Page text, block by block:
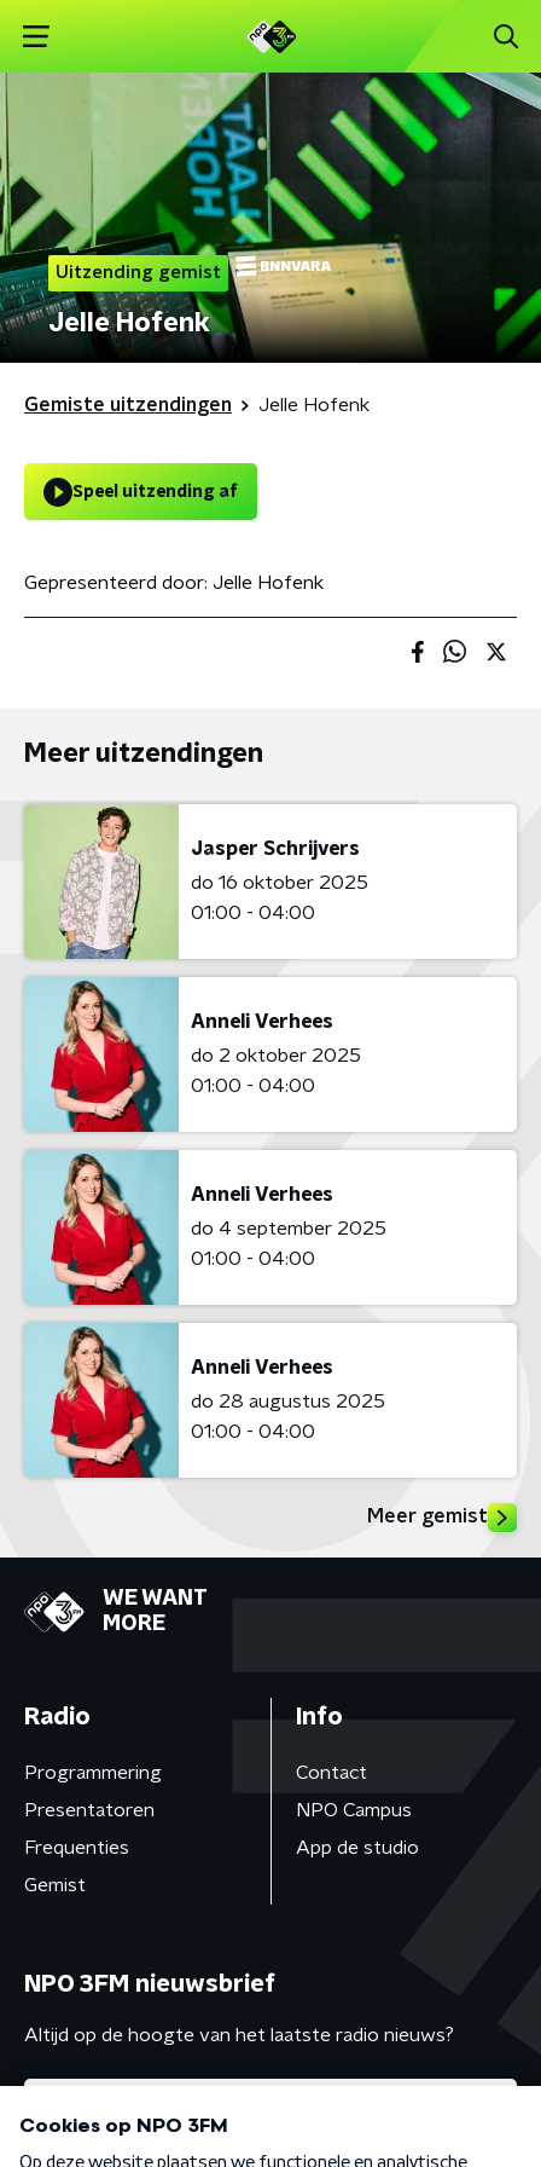
Uitzending gemist
Jelle Hofenk
Gemiste uitzendingen Jelle Hofenk
Speel uitzending af
Gepresenteerd door: Jelle Hofenk
Meer uitzendingen
Jasper Schrijvers
do 16 oktober 2025
01:00 - 04:00
Anneli Verhees
do 2 oktober 2025
01:00 - 04:00
Anneli Verhees
do 4 september 2025
01:00 - 04:00
Anneli Verhees
do 28 augustus 2025
01:00 - 04:00
Meer gemist
WE WANT
MORE
Radio
Programmering
Presentatoren
Frequenties
Gemist
Info
Contact
NPO Campus
App de studio
NPO 3FM nieuwsbrief
Altijd op de hoogte van het laatste radio nieuws?